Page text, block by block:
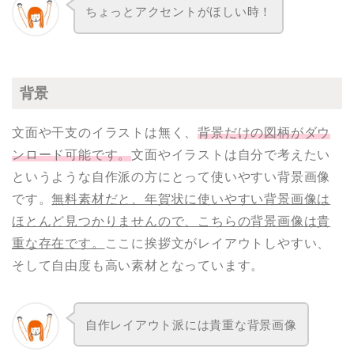
ちょっとアクセントがほしい時！
背景
文面や干支のイラストは無く、背景だけの図柄がダウ
ンロード可能です。文面やイラストは自分で考えたい
というような自作派の方にとって使いやすい背景画像
です。無料素材だと、年賀状に使いやすい背景画像は
ほとんど見つかりませんので、こちらの背景画像は貴
重な存在です。
ここに挨拶文がレイアウトしやすい、
そして自由度も高い素材となっています。
自作レイアウト派には貴重な背景画像